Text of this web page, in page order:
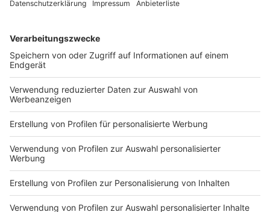
Das Unwetter in der Region hat am Abend für viele
es insgesamt 81 - hauptsächlich in Laer, Altenberge
und Emsdetten. In Laer ist ein Bach über die Ufer
getreten und hat zahlreiche Straßen im Ort
überschwemmt. Laut Feuerwehr kam das Wasser von
den Feldern und hat dann den Bach und die Straßen
geflutet und für viele Schäden gesorgt. Zahlreiche
Keller sind vollgelaufen. Menschen wurden nicht
verletzt. Feuerwehren aus den umliegenden Orten
waren bis sechs Uhr als Nachbarschaftshilfe im
Einsatz.
In Emsdetten gab es 21 Einsätze. In Münster war die
Feuerwehr 40 Mal im Einsatz. Die Einsatzkräfte haben